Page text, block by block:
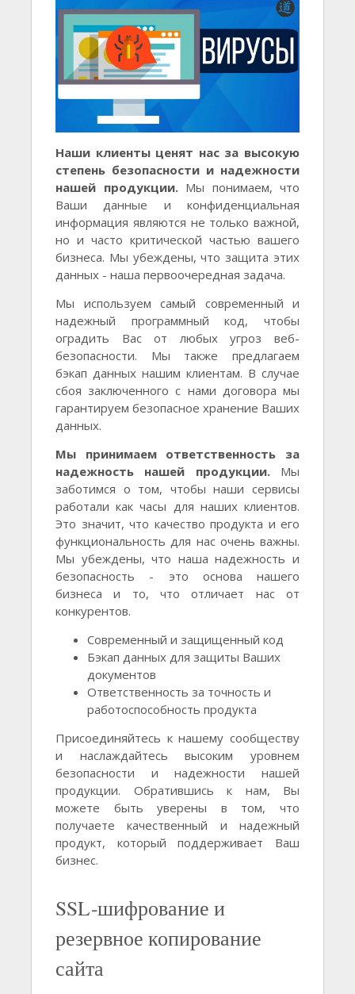
Наши клиенты ценят нас за высокую
степень безопасности и надежности
нашей продукции. Мы понимаем, что
Ваши данные и конфиденциальная
информация являются не только важной,
но и часто критической частью вашего
бизнеса. Мы убеждены, что защита этих
данных - наша первоочередная задача.
Мы используем самый современный и
надежный программный код, чтобы
оградить Вас от любых угроз веб-
безопасности. Мы также предлагаем
бэкап данных нашим клиентам. В случае
сбоя заключенного с нами договора мы
гарантируем безопасное хранение Ваших
данных.
Мы принимаем ответственность за
надежность нашей продукции.Мы
заботимся о том, чтобы наши сервисы
работали как часы для наших клиентов.
Это значит, что качество продукта и его
функциональность для нас очень важны.
Мы убеждены, что наша надежность и
безопасность - это основа нашего
бизнеса и то, что отличает нас от
конкурентов.
Современный и защищенный код
Бэкап данных для защиты Ваших
документов
Ответственность за точность и
работоспособность продукта
Присоединяйтесь к нашему сообществу
и наслаждайтесь высоким уровнем
безопасности и надежности нашей
продукции. Обратившись к нам, Вы
можете быть уверены в том, что
получаете качественный и надежный
продукт, который поддерживает Ваш
бизнес.
SSL-шифрование и
резервное копирование
сайта